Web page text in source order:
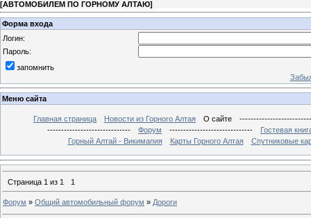
[АВТОМОБИЛЕМ ПО ГОРНОМУ АЛТАЮ]
Форма входа
Логин:
Пароль:
запомнить
Меню сайта
Главная страница Новости из Горного Алтая О сайте
------------------------------
Форум ------------------------------
Гостевая
Горный Алтай - Викимапия
Карты Горного Алтая Спутниковые
Страница 1 из 1 1
Форум » Общий автомобильный форум » Дороги